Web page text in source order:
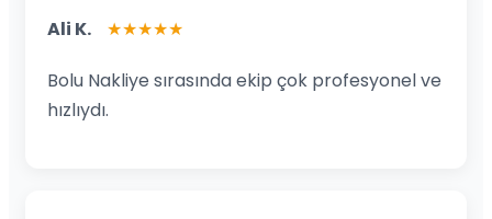
Ali K. ★★★★★
Bolu Nakliye sırasında ekip çok profesyonel ve
hızlıydı.